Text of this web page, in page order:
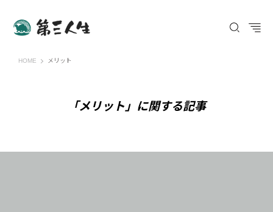
HOME 第三人生 〜寄り道の歩き方〜
メリット
「メリット」に関する記事